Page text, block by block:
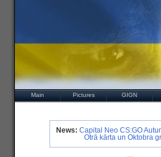
Main Pictures GIGN
News: Capital Neo CS:GO
Otrā kārta un Oktobra